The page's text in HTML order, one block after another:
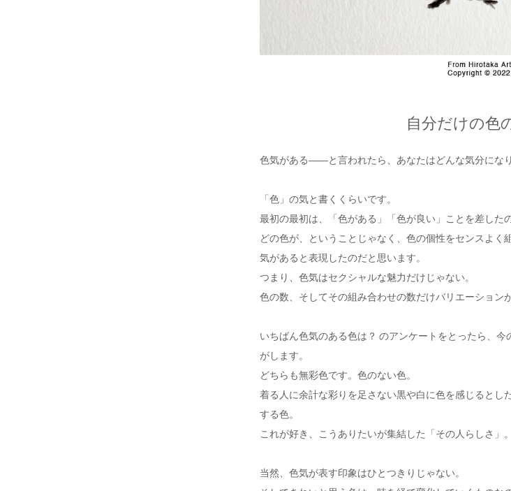
自分だけの色
色気がある――と言われたら、あなたはどんな気分にな
「色」の気と書くくらいです。
最初の最初は、「色がある」「色が良い」ことを差した
どの色が、ということじゃなく、色の個性をセンスよく
気があると表現したのだと思います。
つまり、色気はセクシャルな魅力だけじゃない。
色の数、そしてその組み合わせの数だけバリエーション
いちばん色気のある色は？ のアンケートをとったら、
がします。
どちらも無彩色です。色のない色。
着る人に余計な彩りを足さない黒や白に色を感じるとし
する色。
これが好き、こうありたいが集結した「その人らしさ」。
当然、色気が表す印象はひとつきりじゃない。